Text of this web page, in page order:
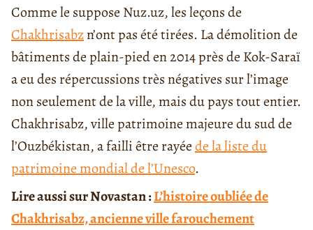
Comme le suppose Nuz.uz, les leçons de
Chakhrisabzn’ont pas été tirées. La démolition de
bâtiments de plain-pied en 2014 près de Kok-Saraï
a eu des répercussions très négatives sur l’image
non seulement de la ville, mais du pays tout entier.
Chakhrisabz, ville patrimoine majeure du sud de
l’Ouzbékistan, a failli être rayéede la liste du
patrimoine mondial de l’Unesco.
Lire aussi sur Novastan :L’histoire oubliée de
Chakhrisabz, ancienne ville farouchement